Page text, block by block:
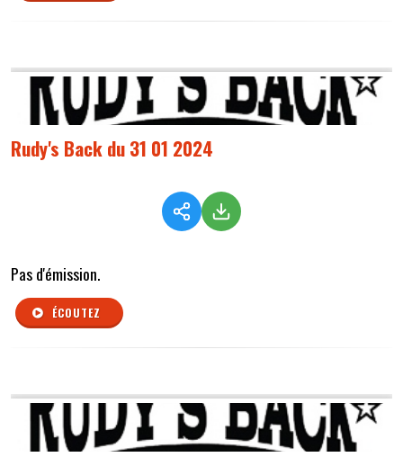
Rudy's Back du 31 01 2024
Pas d'émission.
ÉCOUTEZ